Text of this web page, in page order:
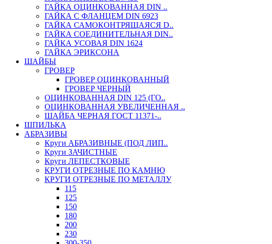
ГАЙКА ОЦИНКОВАННАЯ DIN ..
ГАЙКА С ФЛАНЦЕМ DIN 6923
ГАЙКА САМОКОНТРЯЩАЯСЯ D..
ГАЙКА СОЕДИНИТЕЛЬНАЯ DIN..
ГАЙКА УСОВАЯ DIN 1624
ГАЙКА ЭРИКСОНА
ШАЙБЫ
ГРОВЕР
ГРОВЕР ОЦИНКОВАННЫЙ
ГРОВЕР ЧЕРНЫЙ
ОЦИНКОВАННАЯ DIN 125 (ГО..
ОЦИНКОВАННАЯ УВЕЛИЧЕННАЯ ..
ШАЙБА ЧЕРНАЯ ГОСТ 11371-..
ШПИЛЬКА
АБРАЗИВЫ
Круги АБРАЗИВНЫЕ (ПОД ЛИП..
Круги ЗАЧИСТНЫЕ
Круги ЛЕПЕСТКОВЫЕ
КРУГИ ОТРЕЗНЫЕ ПО КАМНЮ
КРУГИ ОТРЕЗНЫЕ ПО МЕТАЛЛУ
115
125
150
180
200
230